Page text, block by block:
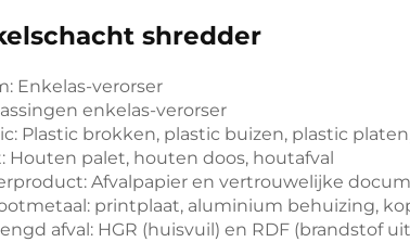
shredder
Enkelas-verorser
enkelas-verorser
Plastic brokken, plastic buizen, plastic
Houten palet, houten doos, houtafval
Afvalpapier en vertrouwelijke
printplaat, aluminium behuizing,
afval: HGR (huisvuil) en RDF (brandstof